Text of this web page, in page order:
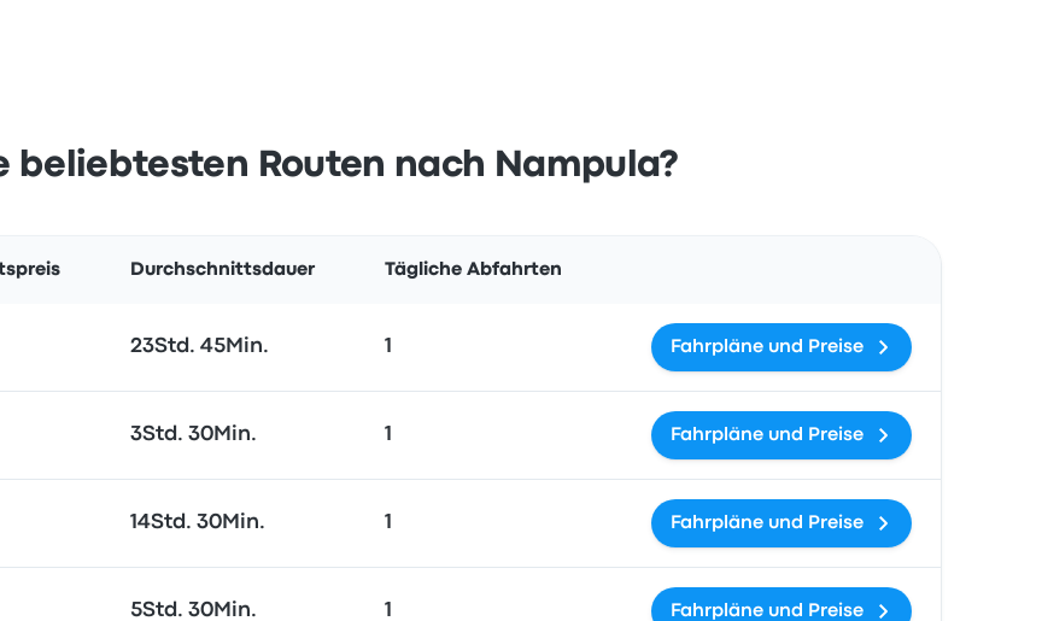
beliebtesten Routen nach Nampula?
Durchschnittsdauer Tägliche Abfahrten
23Std. 45Min. 1 Fahrpläne und Preise
3Std. 30Min. 1 Fahrpläne und Preise
14Std. 30Min. 1 Fahrpläne und Preise
5Std. 30Min. 1 Fahrpläne und Preise